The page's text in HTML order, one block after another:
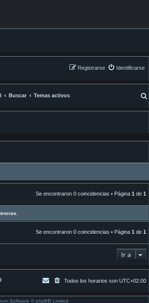
Identificarse
Registrarse
Buscar Temas activos
Se encontraron 0 coincidencias • Página 1 de 1
Se encontraron 0 coincidencias • Página 1 de 1
Ir a
Todos los horarios son UTC+02:00
Software © phpBB Limited